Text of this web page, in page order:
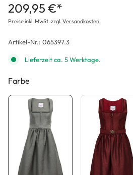
209,95 €*
Preise inkl. MwSt. zzgl.Versandkosten
Artikel-Nr.: 065397.3
Lieferzeit ca. 5 Werktage.
Farbe